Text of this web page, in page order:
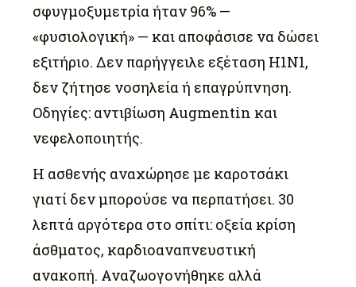
σφυγμοξυμετρία ήταν 96% —
«φυσιολογική» — και αποφάσισε να δώσει
εξιτήριο. Δεν παρήγγειλε εξέταση H1N1,
δεν ζήτησε νοσηλεία ή επαγρύπνηση.
Οδηγίες: αντιβίωση Augmentin και
νεφελοποιητής.
Η ασθενής αναχώρησε με καροτσάκι
γιατί δεν μπορούσε να περπατήσει. 30
λεπτά αργότερα στο σπίτι: οξεία κρίση
άσθματος, καρδιοαναπνευστική
ανακοπή. Αναζωογονήθηκε αλλά